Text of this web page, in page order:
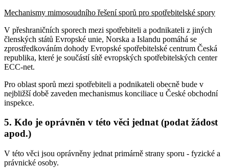
Mechanismy mimosoudního řešení sporů pro spotřebitelské spory
V přeshraničních sporech mezi spotřebiteli a podnikateli z jiných
členských států Evropské unie, Norska a Islandu pomáhá se
zprostředkováním dohody Evropské spotřebitelské centrum Česká
republika, které je součástí sítě evropských spotřebitelských center
ECC-net.
Pro oblast sporů mezi spotřebiteli a podnikateli obecně bude v
nejbližší době zaveden mechanismus konciliace u České obchodní
inspekce.
5. Kdo je oprávněn v této věci jednat (podat žádost
apod.)
V této věci jsou oprávněny jednat primárně strany sporu - fyzické a
právnické osoby.